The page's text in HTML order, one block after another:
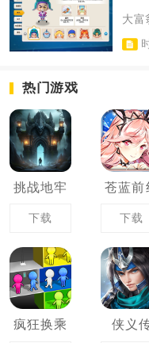
热门游戏
挑战地牢
下载
苍蓝前
下载
疯狂换乘 侠义